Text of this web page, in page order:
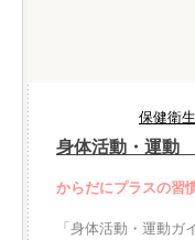
保健衛生
身体活動・運
からだにプラスの習
「身体活動・運動ガ